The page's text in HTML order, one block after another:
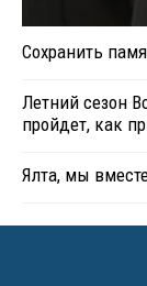
Сохранить
Летний сезон
пройдет, как
Ялта, мы